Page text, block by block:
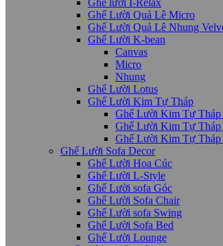
Ghế lười I-Relax
Ghế Lười Quả Lê Micro
Ghế Lười Quả Lê Nhung
Ghế Lười K-bean
Canvas
Micro
Nhung
Ghế Lười Lotus
Ghế Lười Kim Tự Tháp
Ghế Lười Kim Tự Tháp
Ghế Lười Kim Tự Tháp
Ghế Lười Kim Tự Tháp
Ghế Lười Sofa Decor
Ghế Lười Hoa Cúc
Ghế Lười L-Style
Ghế Lười sofa Góc
Ghế Lười Sofa Chair
Ghế Lười sofa Swing
Ghế Lười Sofa Bed
Ghế Lười Lounge